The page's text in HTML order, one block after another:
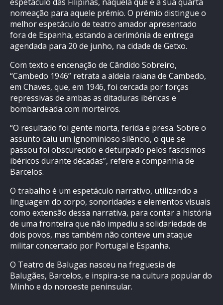
nomeação para aquele prémio. O prémio distingue o
melhor espetáculo de teatro amador apresentado
fora de Espanha, estando a cerimónia de entrega
agendada para 20 de junho, na cidade de Getxo.
Com texto e encenação de Cândido Sobreiro,
“Cambedo 1946” retrata a aldeia raiana de Cambedo,
em Chaves, que, em 1946, foi cercada por forças
repressivas de ambas as ditaduras ibéricas e
bombardeada com morteiros.
“O resultado foi gente morta, ferida e presa. Sobre o
assunto caiu um ignominioso silêncio, o que se
passou foi obscurecido e deturpado pelos fascismos
ibéricos durante décadas”, refere a companhia de
Barcelos.
O trabalho é um espetáculo narrativo, utilizando a
linguagem do corpo, sonoridades e elementos visuais
como extensão dessa narrativa, para contar a história
de uma fronteira que não impediu a solidariedade de
dois povos, mas também não conteve um ataque
militar concertado por Portugal e Espanha.
O Teatro de Balugas nasceu na freguesia de
Balugães, Barcelos, e inspira-se na cultura popular do
Minho e do noroeste peninsular.